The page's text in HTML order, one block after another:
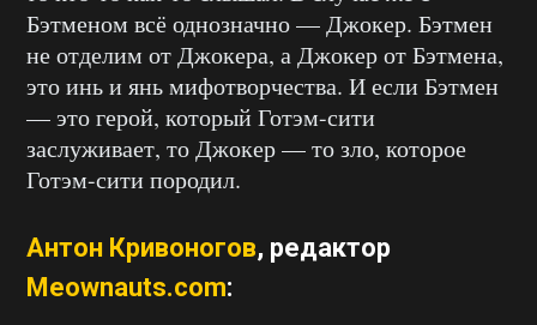
Бэтменом всё однозначно — Джокер. Бэтмен
не отделим от Джокера, а Джокер от Бэтмена,
это инь и янь мифотворчества. И если Бэтмен
— это герой, который Готэм-сити
заслуживает, то Джокер — то зло, которое
Готэм-сити породил.
Антон Кривоногов, редактор
Meownauts.com: